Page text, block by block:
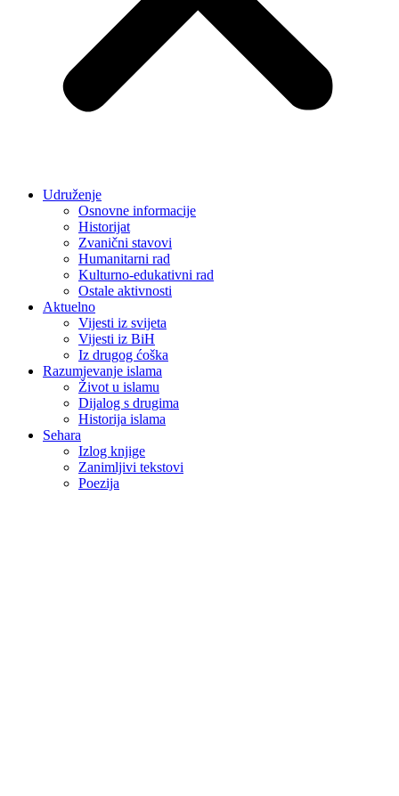
Udruženje
Osnovne informacije
Historijat
Zvanični stavovi
Humanitarni rad
Kulturno-edukativni rad
Ostale aktivnosti
Aktuelno
Vijesti iz svijeta
Vijesti iz BiH
Iz drugog ćoška
Razumjevanje islama
Život u islamu
Dijalog s drugima
Historija islama
Sehara
Izlog knjige
Zanimljivi tekstovi
Poezija